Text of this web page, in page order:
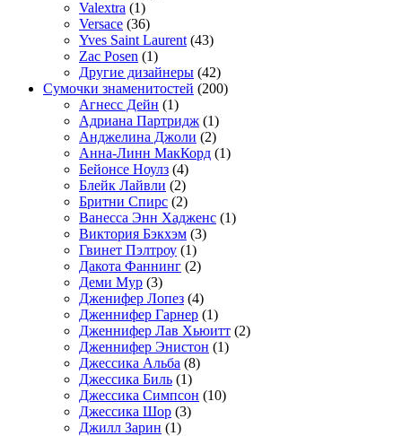
Valextra (1)
Versace (36)
Yves Saint Laurent (43)
Zac Posen (1)
Другие дизайнеры (42)
Сумочки знаменитостей (200)
Агнесс Дейн (1)
Адриана Партридж (1)
Анджелина Джоли (2)
Анна-Линн МакКорд (1)
Бейонсе Ноулз (4)
Блейк Лайвли (2)
Бритни Спирс (2)
Ванесса Энн Хадженс (1)
Виктория Бэкхэм (3)
Гвинет Пэлтроу (1)
Дакота Фаннинг (2)
Деми Мур (3)
Дженифер Лопез (4)
Дженнифер Гарнер (1)
Дженнифер Лав Хьюитт (2)
Дженнифер Энистон (1)
Джессика Альба (8)
Джессика Биль (1)
Джессика Симпсон (10)
Джессика Шор (3)
Джилл Зарин (1)